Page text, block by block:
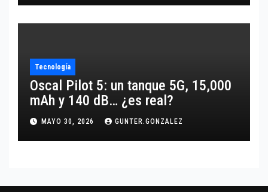
Tecnología
Oscal Pilot 5: un tanque 5G, 15,000
mAh y 140 dB… ¿es real?
MAYO 30, 2026 GUNTER.GONZALEZ